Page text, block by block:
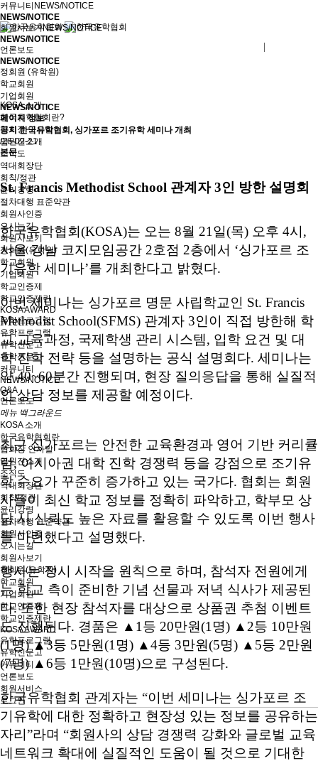
KOSA 소개
한국유학협회란?
협회장 인사말
임원진소개
조직도
역대회장단
회칙/정관
윤리강령
절차대행 표준약관
회원사인증
오시는길
회원사보기
정회원(유학원)
학교회원
기업회원
학교인증제
학교인증제란
KOSA AWARD
유학프로그램
유학프로그램
유학신문고
유학신문고
커뮤니티
NEWS/NOTICE
Q&A
언론보도
메뉴 백그라운드
KOSA 소개
한국유학협회란
협회장 인사말
임원진소개
조직도
역대회장단
회칙/정관
윤리강령
절차대행 표준약관
회원사인증
오시는길
회원사보기
정회원(유학원)
학교회원
기업회원
학교인증제
학교인증제란
KOSA AWARD
유학프로그램
유학신문고
커뮤니티
언론보도
회원서비스
로그인
커뮤니티 NEWS/NOTICE
NEWS/NOTICE
회원사보기NEWS/NOTICE
NEWS/NOTICE
언론보도
NEWS/NOTICE
정회원 (유학원)
학교회원
기업회원
NEWS/NOTICE
페이지 정보
공지 한국유학협회, 싱가포르 조기유학 세미나 개최
/26-02-21
본문
St. Francis Methodist School 관계자 3인 방한 설명회
한국유학협회(KOSA)는 오는 8월 21일(목) 오후 4시,
서울 강남 코지모임공간 2호점 2층에서 ‘싱가포르 조
기유학 세미나’를 개최한다고 밝혔다.
이번 세미나는 싱가포르 명문 사립학교인 St. Francis
Methodist School(SFMS) 관계자 3인이 직접 방한해 학
교 교육과정, 국제학생 관리 시스템, 입학 요건 및 대
학 진학 전략 등을 설명하는 공식 설명회다. 세미나는
약 40~60분간 진행되며, 현장 질의응답을 통해 실질적
인 상담 정보를 제공할 예정이다.
최근 싱가포르는 안전한 교육환경과 영어 기반 커리큘
럼, 아시아권 대학 진학 경쟁력 등을 강점으로 조기유
학 수요가 꾸준히 증가하고 있는 국가다. 협회는 회원
사들이 최신 학교 정보를 정확히 파악하고, 학부모 상
담 시 신뢰도 높은 자료를 활용할 수 있도록 이번 행사
를 마련했다고 설명했다.
행사는 정시 시작을 원칙으로 하며, 참석자 전원에게
는 학교 측이 준비한 기념 선물과 저녁 식사가 제공된
다. 또한 현장 참석자를 대상으로 상품권 추첨 이벤트
도 진행된다. 경품은 ▲1등 20만원(1명) ▲2등 10만원
(1명) ▲3등 5만원(1명) ▲4등 3만원(5명) ▲5등 2만원
(7명) ▲6등 1만원(10명)으로 구성된다.
한국유학협회 관계자는 “이번 세미나는 싱가포르 조
기유학에 대한 정확하고 현장성 있는 정보를 공유하는
자리”라며 “회원사의 상담 경쟁력 강화와 글로벌 교육
네트워크 확대에 실질적인 도움이 될 것으로 기대한